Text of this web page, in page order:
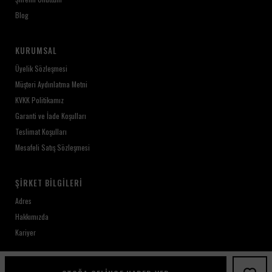
Blog
KURUMSAL
Üyelik Sözleşmesi
Müşteri Aydınlatma Metni
KVKK Politikamız
Garanti ve İade Koşulları
Teslimat Koşulları
Mesafeli Satış Sözleşmesi
ŞIRKET BILGILERI
Adres
Hakkımızda
Kariyer